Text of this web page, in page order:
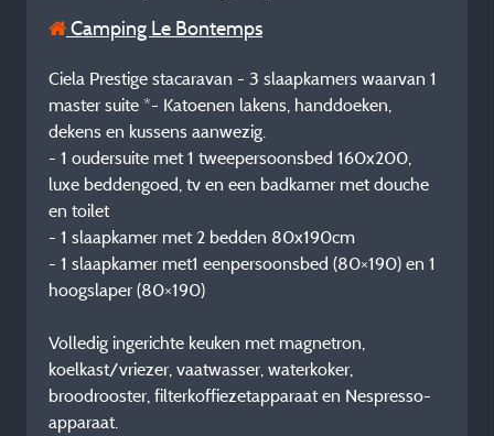
Camping Le Bontemps
Ciela Prestige stacaravan - 3 slaapkamers waarvan 1
master suite *- Katoenen lakens, handdoeken,
dekens en kussens aanwezig.
- 1 oudersuite met 1 tweepersoonsbed 160x200,
luxe beddengoed, tv en een badkamer met douche
en toilet
- 1 slaapkamer met 2 bedden 80x190cm
- 1 slaapkamer met1 eenpersoonsbed (80×190) en 1
hoogslaper (80×190)
Volledig ingerichte keuken met magnetron,
koelkast/vriezer, vaatwasser, waterkoker,
broodrooster, filterkoffiezetapparaat en Nespresso-
apparaat.